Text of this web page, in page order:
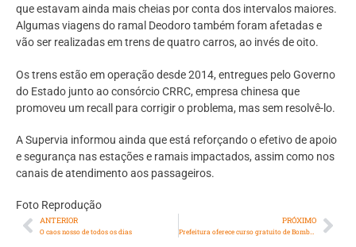
que estavam ainda mais cheias por conta dos intervalos maiores.
Algumas viagens do ramal Deodoro também foram afetadas e
vão ser realizadas em trens de quatro carros, ao invés de oito.
Os trens estão em operação desde 2014, entregues pelo Governo
do Estado junto ao consórcio CRRC, empresa chinesa que
promoveu um recall para corrigir o problema, mas sem resolvê-lo.
A Supervia informou ainda que está reforçando o efetivo de apoio
e segurança nas estações e ramais impactados, assim como nos
canais de atendimento aos passageiros.
Foto Reprodução
ANTERIOR
O caos nosso de todos os dias
PRÓXIMO
Prefeitura oferece curso gratuito de Bombeiro Profissional Civil